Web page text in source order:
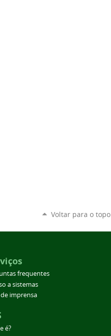
Voltar para o topo
frequentes
a sistemas
imprensa
é?